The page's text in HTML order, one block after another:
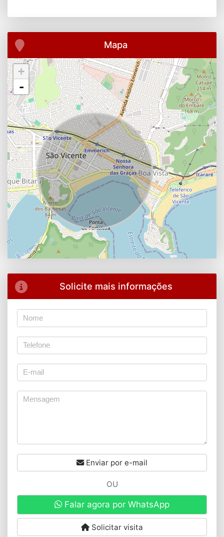
Mapa
+
-
Solicite mais informações
Enviar por e-mail
OU
Falar agora por WhatsApp
Solicitar visita